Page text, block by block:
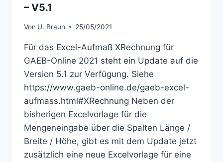
– V5.1
Von U. Braun 25/05/2021
Für das Excel-Aufmaß XRechnung für
GAEB-Online 2021 steht ein Update auf die
Version 5.1 zur Verfügung. Siehe
https://www.gaeb-online.de/gaeb-excel-
aufmass.html#XRechnung Neben der
bisherigen Excelvorlage für die
Mengeneingabe über die Spalten Länge /
Breite / Höhe, gibt es mit dem Update jetzt
zusätzlich eine neue Excelvorlage für eine